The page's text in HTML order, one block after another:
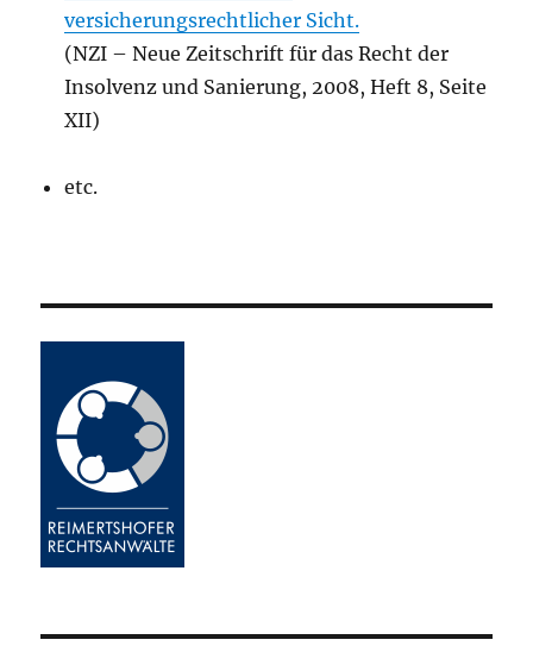
versicherungsrechtlicher Sicht.
(NZI – Neue Zeitschrift für das Recht der
Insolvenz und Sanierung, 2008, Heft 8, Seite
XII)
etc.